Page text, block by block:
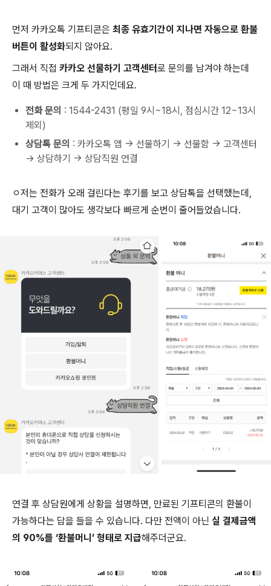
먼저 카카오톡 기프티콘은 최종 유효기간이 지나면 자동으로 환불
버튼이 활성화되지 않아요.
그래서 직접 카카오 선물하기 고객센터로 문의를 남겨야 하는데
이 때 방법은 크게 두 가지인데요.
전화 문의 : 1544-2431 (평일 9시~18시, 점심시간 12~13시
제외)
상담톡 문의 : 카카오톡 앱 → 선물하기 → 선물함 → 고객센터
→ 상담하기 → 상담직원 연결
ㅇ저는 전화가 오래 걸린다는 후기를 보고 상담톡을 선택했는데,
대기 고객이 많아도 생각보다 빠르게 순번이 줄어들었습니다.
연결 후 상담원에게 상황을 설명하면, 만료된 기프티콘의 환불이
가능하다는 답을 들을 수 있습니다. 다만 전액이 아닌 실 결제금액
의 90%를 ‘환불머니’ 형태로 지급해주더군요.